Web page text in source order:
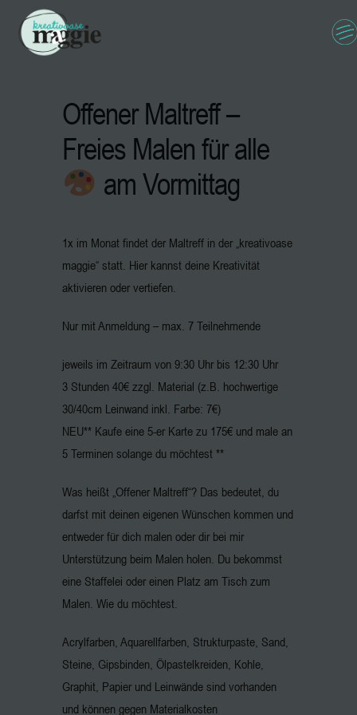
Offener Maltreff –
Freies Malen für alle
am Vormittag
1x im Monat findet der Maltreff in der „kreativoase
maggie“ statt. Hier kannst deine Kreativität
aktivieren oder vertiefen.
Nur mit Anmeldung – max. 7 Teilnehmende
jeweils im Zeitraum von 9:30 Uhr bis 12:30 Uhr
3 Stunden 40€ zzgl. Material (z.B. hochwertige
30/40cm Leinwand inkl. Farbe: 7€)
NEU** Kaufe eine 5-er Karte zu 175€ und male an
5 Terminen solange du möchtest **
Was heißt „Offener Maltreff“? Das bedeutet, du
darfst mit deinen eigenen Wünschen kommen und
entweder für dich malen oder dir bei mir
Unterstützung beim Malen holen. Du bekommst
eine Staffelei oder einen Platz am Tisch zum
Malen. Wie du möchtest.
Acrylfarben, Aquarellfarben, Strukturpaste, Sand,
Steine, Gipsbinden, Ölpastelkreiden, Kohle,
Graphit, Papier und Leinwände sind vorhanden
und können gegen Materialkosten